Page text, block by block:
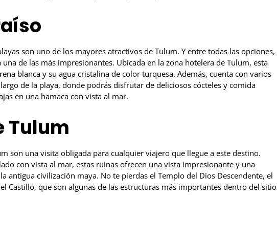
son uno de los mayores atractivos de Tulum. Y entre todas las opciones,
una de las más impresionantes. Ubicada en la zona hotelera de Tulum, esta
blanca y su agua cristalina de color turquesa. Además, cuenta con varios
de la playa, donde podrás disfrutar de deliciosos cócteles y comida
en una hamaca con vista al mar.
Tulum
son una visita obligada para cualquier viajero que llegue a este destino.
con vista al mar, estas ruinas ofrecen una vista impresionante y una
antigua civilización maya. No te pierdas el Templo del Dios Descendente, el
Castillo, que son algunas de las estructuras más importantes dentro del sitio